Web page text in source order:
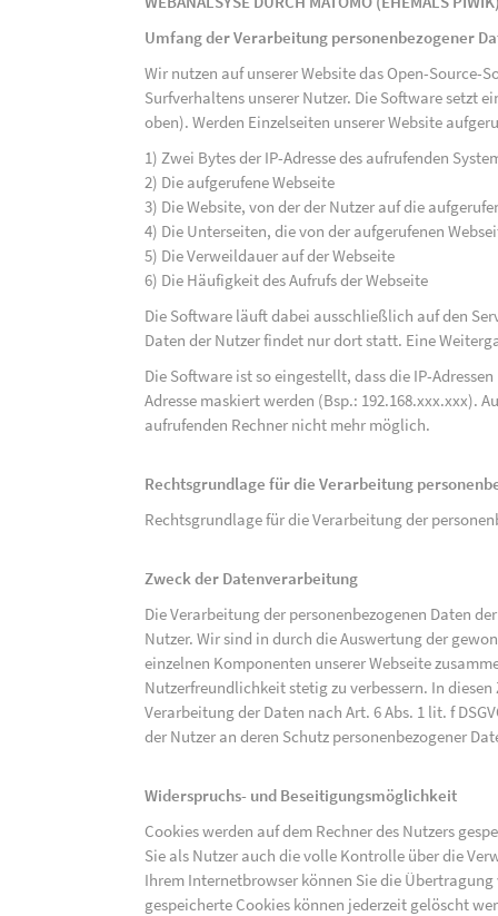
Umfang der Verarbeitung personenbezogener
Wir nutzen auf unserer Website das Open-Source-
Surfverhaltens unserer Nutzer. Die Software setzt
oben). Werden Einzelseiten unserer Website
1) Zwei Bytes der IP-Adresse des aufrufenden
2) Die aufgerufene Webseite
3) Die Website, von der der Nutzer auf die
4) Die Unterseiten, die von der aufgerufenen
5) Die Verweildauer auf der Webseite
6) Die Häufigkeit des Aufrufs der Webseite
Die Software läuft dabei ausschließlich auf den
Daten der Nutzer findet nur dort statt. Eine
Die Software ist so eingestellt, dass die IP-
Adresse maskiert werden (Bsp.: 192.168.xxx.xxx).
aufrufenden Rechner nicht mehr möglich.
Rechtsgrundlage für die Verarbeitung
Rechtsgrundlage für die Verarbeitung der
Zweck der Datenverarbeitung
Die Verarbeitung der personenbezogenen Daten
Nutzer. Wir sind in durch die Auswertung der
einzelnen Komponenten unserer Webseite
Nutzerfreundlichkeit stetig zu verbessern. In
Verarbeitung der Daten nach Art. 6 Abs. 1 lit. f
der Nutzer an deren Schutz personenbezogener
Widerspruchs- und Beseitigungsmöglichkeit
Cookies werden auf dem Rechner des Nutzers
Sie als Nutzer auch die volle Kontrolle über die
Ihrem Internetbrowser können Sie die
gespeicherte Cookies können jederzeit gelöscht